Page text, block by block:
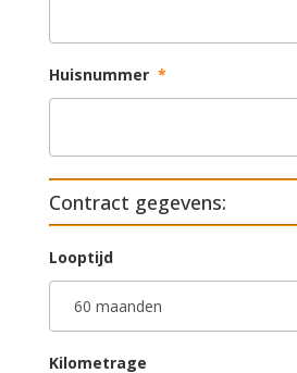
Huisnummer *
Contract gegevens:
Looptijd
Kilometrage